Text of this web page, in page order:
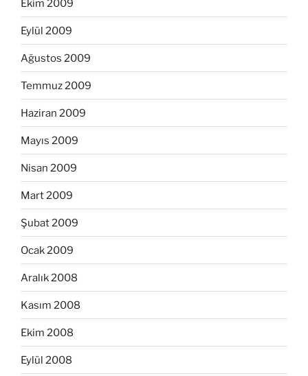
Ekim 2009
Eylül 2009
Ağustos 2009
Temmuz 2009
Haziran 2009
Mayıs 2009
Nisan 2009
Mart 2009
Şubat 2009
Ocak 2009
Aralık 2008
Kasım 2008
Ekim 2008
Eylül 2008